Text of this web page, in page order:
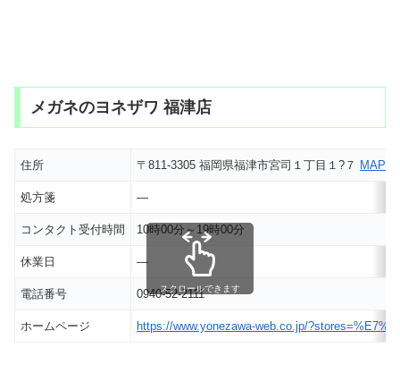
メガネのヨネザワ 福津店
住所 〒811-3305 福岡県福津市宮司１丁目１?７ MAP
処方箋 ―
コンタクト受付時間 10時00分～19時00分
休業日 ―
電話番号 0940-52-2111
ホームページ https://www.yonezawa-web.co.jp/
スクロールできます